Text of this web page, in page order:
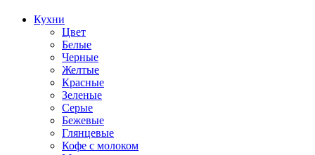
Кухни
Цвет
Белые
Черные
Желтые
Красные
Зеленые
Серые
Бежевые
Глянцевые
Кофе с молоком